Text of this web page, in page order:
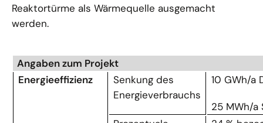
Reaktortürme als Wärmequelle ausgemacht
werden.
Angaben zum Projekt
Energieeffizienz
Senkung des
Energieverbrauchs
10 GWh/a
25 MWh/a